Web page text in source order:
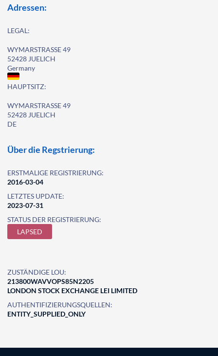
Adressen:
LEGAL:
WYMARSTRASSE 49
52428 JUELICH
Germany
HAUPTSITZ:
WYMARSTRASSE 49
52428 JUELICH
DE
Über die Regstrierung:
ERSTMALIGE REGISTRIERUNG:
2016-03-04
LETZTES UPDATE:
2023-07-31
STATUS DER REGISTRIERUNG:
LAPSED
ZUSTÄNDIGE LOU:
213800WAVVOPS85N2205
LONDON STOCK EXCHANGE LEI LIMITED
AUTHENTIFIZIERUNGSQUELLEN:
ENTITY_SUPPLIED_ONLY